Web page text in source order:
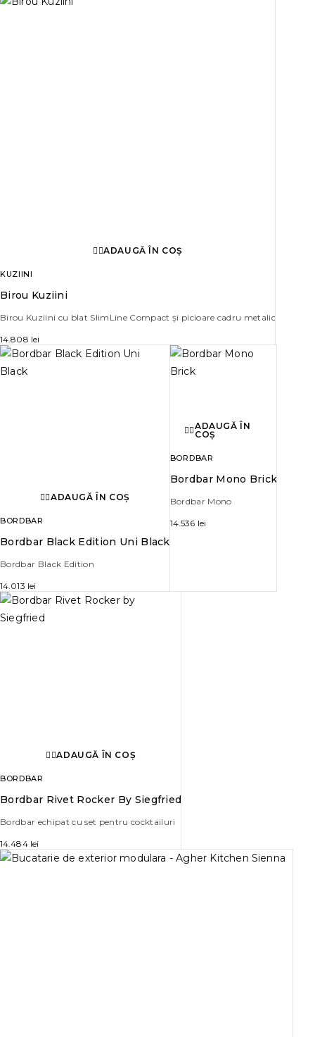
ADAUGĂ ÎN COȘ
KUZIINI
Birou Kuziini
Birou Kuziini cu blat SlimLine Compact și picioare cadru metalic
14.808 lei
ADAUGĂ ÎN COȘ
BORDBAR
Bordbar Black Edition Uni Black
Bordbar Black Edition
14.013 lei
ADAUGĂ ÎN
COȘ
BORDBAR
Bordbar Mono Brick
Bordbar Mono
14.536 lei
ADAUGĂ ÎN COȘ
BORDBAR
Bordbar Rivet Rocker By Siegfried
Bordbar echipat cu set pentru cocktailuri
14.484 lei